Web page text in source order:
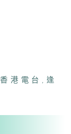
香港電台 , 逢